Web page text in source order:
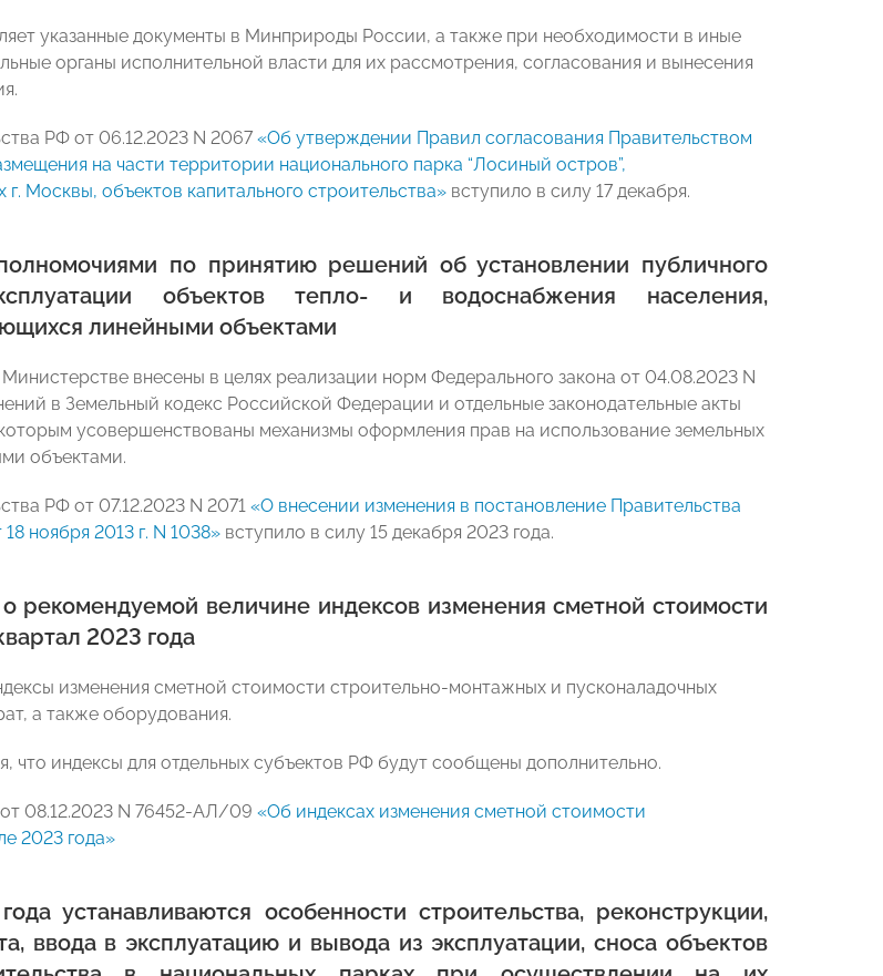
указанные документы в Минприроды России, а также при необходимости в иные
органы исполнительной власти для их рассмотрения, согласования и вынесения
РФ от 06.12.2023 N 2067 «Об утверждении Правил согласования Правительством
на части территории национального парка “Лосиный остров”,
Москвы, объектов капитального строительства» вступило в силу 17 декабря.
по принятию решений об установлении публичного
объектов тепло- и водоснабжения населения,
линейными объектами
внесены в целях реализации норм Федерального закона от 04.08.2023 N
в Земельный кодекс Российской Федерации и отдельные законодательные акты
усовершенствованы механизмы оформления прав на использование земельных
объектами.
РФ от 07.12.2023 N 2071 «О внесении изменения в постановление Правительства
ноября 2013 г. N 1038» вступило в силу 15 декабря 2023 года.
рекомендуемой величине индексов изменения сметной стоимости
2023 года
изменения сметной стоимости строительно-монтажных и пусконаладочных
а также оборудования.
что индексы для отдельных субъектов РФ будут сообщены дополнительно.
08.12.2023 N 76452-АЛ/09 «Об индексах изменения сметной стоимости
2023 года»
устанавливаются особенности строительства, реконструкции,
ввода в эксплуатацию и вывода из эксплуатации, сноса объектов